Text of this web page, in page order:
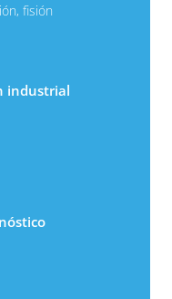
fisión
industrial